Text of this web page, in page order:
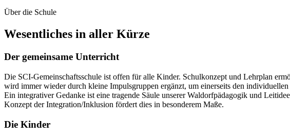
Über die Schule
Wesentliches in aller Kürze
Der gemeinsame Unterricht
Die SCI-Gemeinschaftsschule ist offen für alle Kinder. Schulkonzept und Lehrplan
wird immer wieder durch kleine Impulsgruppen ergänzt, um einerseits den
Ein integrativer Gedanke ist eine tragende Säule unserer Waldorfpädagogik und
Konzept der Integration/Inklusion fördert dies in besonderem Maße.
Die Kinder